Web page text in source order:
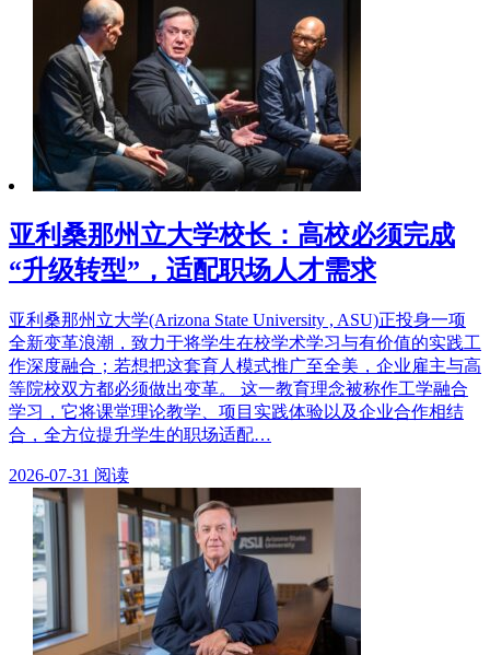
亚利桑那州立大学校长：高校必须完成
“升级转型”，适配职场人才需求
亚利桑那州立大学(Arizona State University , ASU)正投身一项
全新变革浪潮，致力于将学生在校学术学习与有价值的实践工
作深度融合；若想把这套育人模式推广至全美，企业雇主与高
等院校双方都必须做出变革。 这一教育理念被称作工学融合
学习，它将课堂理论教学、项目实践体验以及企业合作相结
合，全方位提升学生的职场适配…
2026-07-31 阅读